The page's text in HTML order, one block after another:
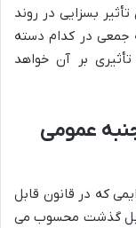
بسزایی در روند
جمعی در کدام دسته
بر آن خواهد
عمومی
جرایمی که در قانون قابل
گذشت محسوب می